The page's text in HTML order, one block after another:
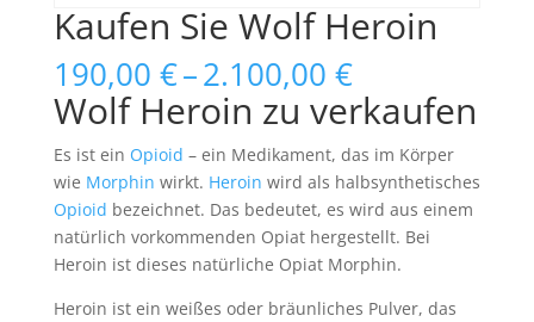
Kaufen Sie Wolf Heroin
190,00 €–2.100,00 €Price
range:
190,00 €
through
2.100,00 €
Wolf Heroin zu verkaufen
Es ist ein Opioid – ein Medikament, das im Körper
wie Morphin wirkt. Heroin wird als halbsynthetisches
Opioid bezeichnet. Das bedeutet, es wird aus einem
natürlich vorkommenden Opiat hergestellt. Bei
Heroin ist dieses natürliche Opiat Morphin.
Heroin ist ein weißes oder bräunliches Pulver, das